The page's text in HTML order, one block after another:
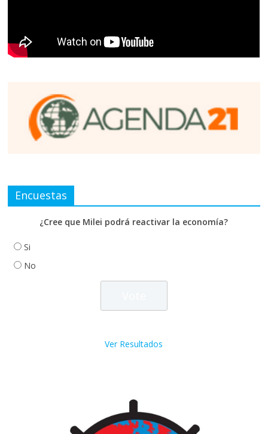
Encuestas
¿Cree que Milei podrá reactivar la economía?
Si
No
Ver Resultados